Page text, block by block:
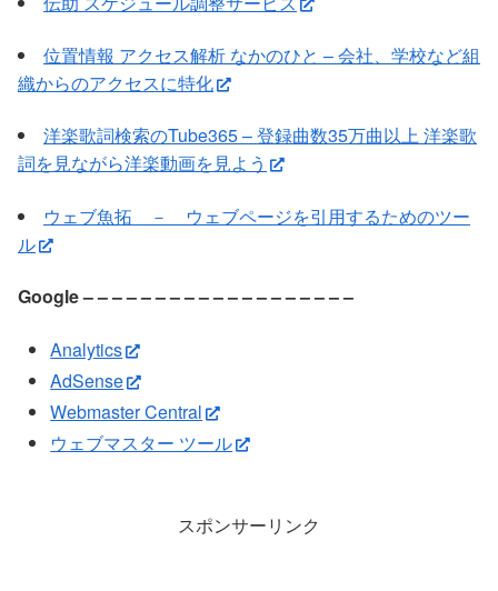
位置情報 アクセス解析 なかのひと – 会社、学校など組
織からのアクセスに特化
洋楽歌詞検索のTube365 – 登録曲数35万曲以上 洋楽歌
詞を見ながら洋楽動画を見よう
ウェブ魚拓 － ウェブページを引用するためのツー
ル
Google – – – – – – – – – – – – – – – – – – –
Analytics
AdSense
Webmaster Central
ウェブマスター ツール
スポンサーリンク